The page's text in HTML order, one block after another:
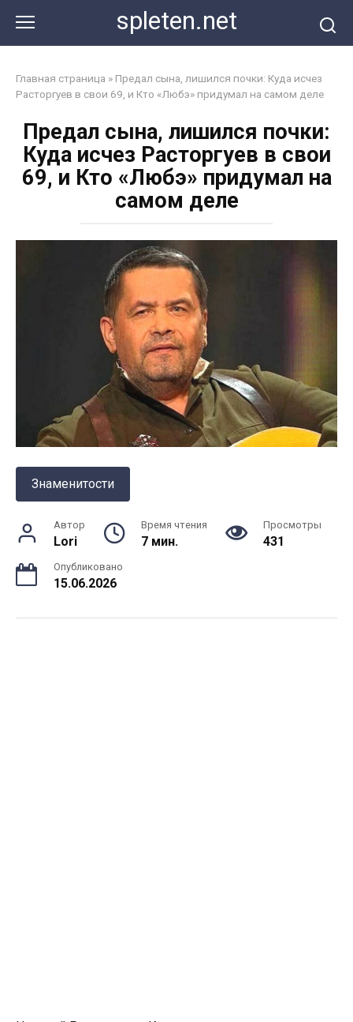
контенту
spleten.net
Главная страница » Предал сына, лишился почки: Куда исчез
Расторгуев в свои 69, и Кто «Любэ» придумал на самом деле
Предал сына, лишился почки:
Куда исчез Расторгуев в свои
69, и Кто «Любэ» придумал на
самом деле
Знаменитости
Автор
Lori
Время чтения
7 мин.
Просмотры
431
Опубликовано
15.06.2026